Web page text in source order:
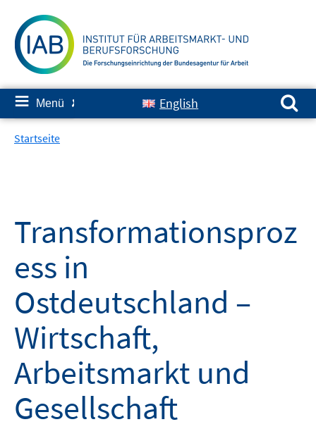
zum
Inhalt
≡ Menü ✘ English
Suchen nach:
Startseite
Transformationsproz
ess in
Ostdeutschland –
Wirtschaft,
Arbeitsmarkt und
Gesellschaft